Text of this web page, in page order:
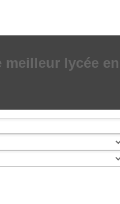
meilleur lycée en